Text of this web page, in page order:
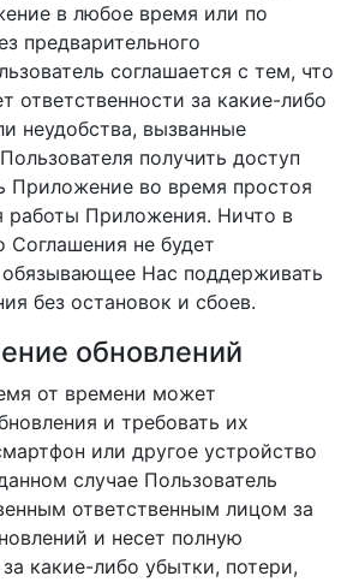
в любое время или по
предварительного
соглашается с тем, что
ответственности за какие-либо
неудобства, вызванные
получить доступ
Приложение во время простоя
работы Приложения. Ничто в
Соглашения не будет
обязывающее Нас поддерживать
без остановок и сбоев.
обновлений
от времени может
и требовать их
или другое устройство
случае Пользователь
ответственным лицом за
и несет полную
какие-либо убытки, потери,